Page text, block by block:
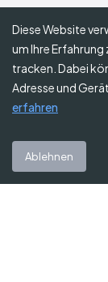
Folgen Sie uns
Diese Website
um Ihre
tracken. Dabei
Adresse und
erfahren
Ablehnen